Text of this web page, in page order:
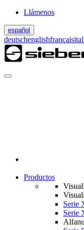
Llámenos
español
deutschenglishfrançais
Productos
Serie
Serie